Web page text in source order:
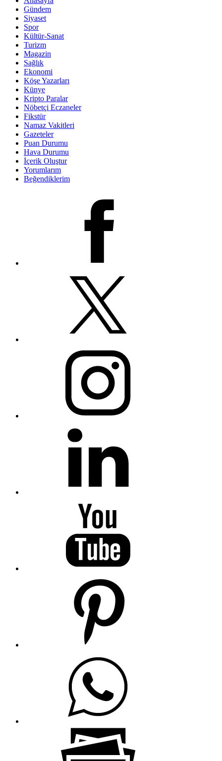
Gündem
Siyaset
Spor
Kültür-Sanat
Turizm
Magazin
Sağlık
Ekonomi
Köşe Yazarları
Künye
Kripto Paralar
Nöbetçi Eczaneler
Fikstür
Namaz Vakitleri
Gazeteler
Puan Durumu
Hava Durumu
İçerik Oluştur
Yorumlarım
Beğendiklerim